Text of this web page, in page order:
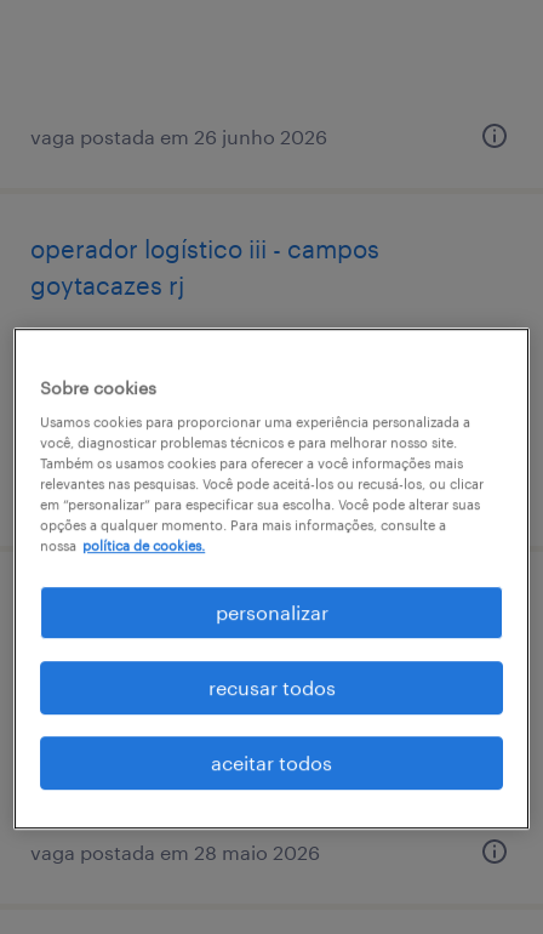
vaga postada em 26 junho 2026
operador logístico iii - campos
goytacazes rj
permanente
vaga postada em 18 junho 2026
team leader (equipe logística) - niterói/rj
niterói, rio de janeiro
vaga postada em 28 maio 2026
Sobre cookies
Usamos cookies para proporcionar uma experiência personalizada a
você, diagnosticar problemas técnicos e para melhorar nosso site.
Também os usamos cookies para oferecer a você informações mais
relevantes nas pesquisas. Você pode aceitá-los ou recusá-los, ou clicar
em “personalizar” para especificar sua escolha. Você pode alterar suas
opções a qualquer momento. Para mais informações, consulte a
nossa política de cookies.
personalizar
recusar todos
aceitar todos